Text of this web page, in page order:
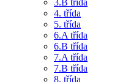
3.B třída
4. třída
5. třída
6.A třída
6.B třída
7.A třída
7.B třída
8. třída